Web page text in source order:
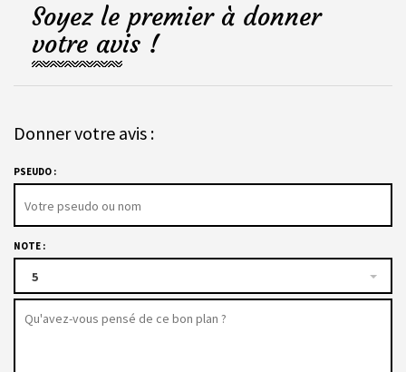
Soyez le premier à donner
votre avis !
Donner votre avis :
PSEUDO :
NOTE :
5